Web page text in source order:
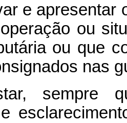
e apresentar
ou
ou que
nas
sempre